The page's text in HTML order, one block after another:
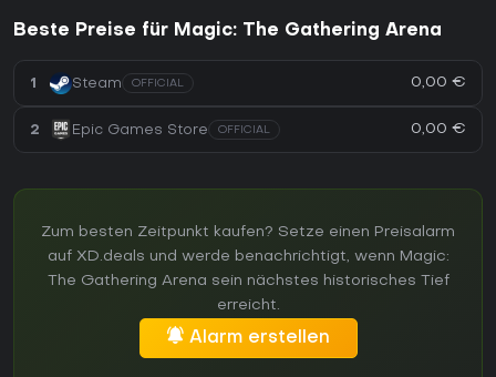
Beste Preise für Magic: The Gathering Arena
1 Steam OFFICIAL 0,00 €
2 Epic Games Store OFFICIAL 0,00 €
Zum besten Zeitpunkt kaufen? Setze einen Preisalarm
auf XD.deals und werde benachrichtigt, wenn Magic:
The Gathering Arena sein nächstes historisches Tief
erreicht.
Alarm erstellen